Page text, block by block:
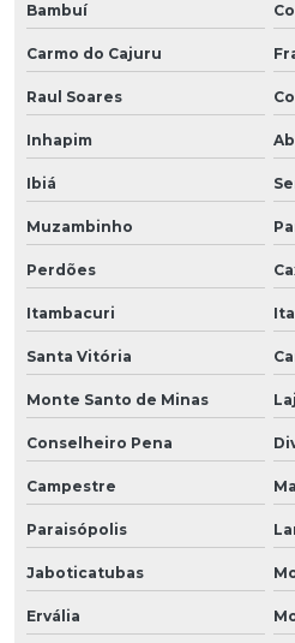
Bambuí
Carmo do Cajuru
Raul Soares
Inhapim
Ibiá
Muzambinho
Perdões
Itambacuri
Santa Vitória
Monte Santo de Minas
Conselheiro Pena
Campestre
Paraisópolis
Jaboticatubas
Ervália